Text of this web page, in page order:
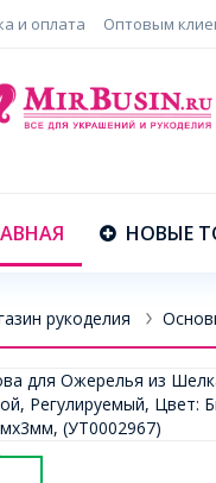
и оплата Оптовым
НОВЫЕ
рукоделия